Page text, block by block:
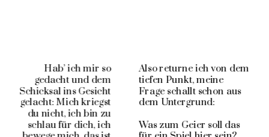
Hab’ ich mir so
gedacht und dem
Schicksal ins Gesicht
gelacht: Mich kriegst
du nicht, ich bin zu
schlau für dich, ich
Also returne ich von dem
tiefen Punkt, meine
Frage schallt schon aus
dem Untergrund:
Was zum Geier soll das